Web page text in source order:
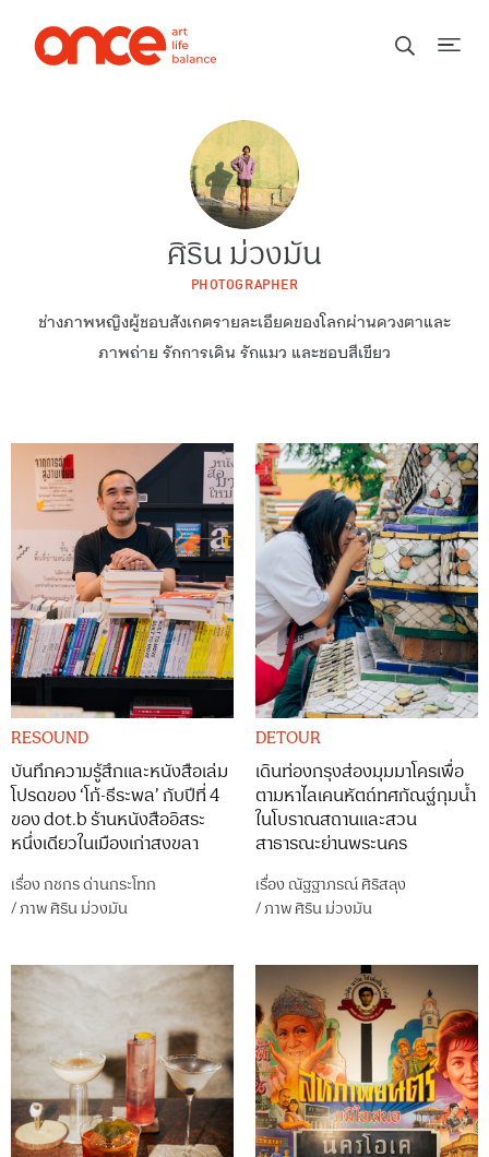
ศิริน ม่วงมัน
PHOTOGRAPHER
ช่างภาพหญิงผู้ชอบสังเกตรายละเอียดของโลกผ่านดวงตาและ
ภาพถ่าย รักการเดิน รักแมว และชอบสีเขียว
RESOUND
บันทึกความรู้สึกและหนังสือเล่ม
โปรดของ ‘โก้-ธีระพล’ กับปีที่ 4
ของ dot.b ร้านหนังสืออิสระ
หนึ่งเดียวในเมืองเก่าสงขลา
เรื่อง กชกร ด่านกระโทก
/ภาพศิริน ม่วงมัน
DETOUR
เดินท่องกรุงส่องมุมมาโครเพื่อ
ตามหาไลเคนหัตถ์ทศกัณฐ์กุมน้ำ
ในโบราณสถานและสวน
สาธารณะย่านพระนคร
เรื่องณัฐฐาภรณ์ ศิริสลุง
/ภาพศิริน ม่วงมัน